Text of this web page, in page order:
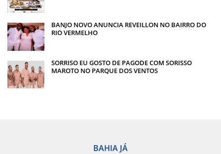
BANJO NOVO ANUNCIA REVEILLON NO BAIRRO DO
RIO VERMELHO
SORRISO EU GOSTO DE PAGODE COM SORISSO
MAROTO NO PARQUE DOS VENTOS
BAHIA JÁ